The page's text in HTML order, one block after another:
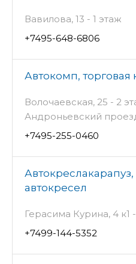
Вавилова, 13 - 1 этаж
+7495-648-6806
Автокомп, торговая
Волочаевская, 25 - 2
Андроньевский
+7495-255-0460
автокресел
Герасима Курина, 4 к1
+7499-144-5352